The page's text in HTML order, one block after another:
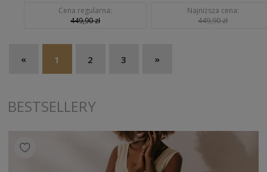
Cena regularna:
449,90 zł
Najniższa cena:
449,90 zł
« 1 2 3 »
BESTSELLERY